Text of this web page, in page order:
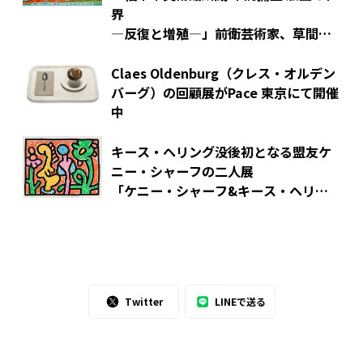
界
―反復と増殖―」前衛芸術家、草間彌
<アートの深ぼり>
Claes Oldenburg（クレス・オルデン
バーグ）の回顧展がPace 東京にて開催
中
キース・ヘリング没後初となる盟友ケ
ニー・シャーフの二人展
「ケニー・シャーフ&キース・ヘリン
Twitter LINEで送る